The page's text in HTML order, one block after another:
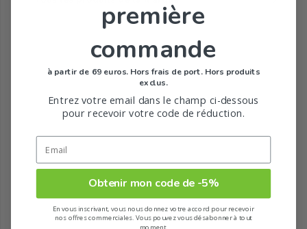
première
commande
à partir de 69 euros. Hors frais de port. Hors produits
exclus.
Entrez votre email dans le champ ci-dessous
pour recevoir votre code de réduction.
Obtenir mon code de -5%
En vous inscrivant, vous nous donnez votre accord pour recevoir
nos offres commerciales. Vous pouvez vous désabonner à tout
moment.